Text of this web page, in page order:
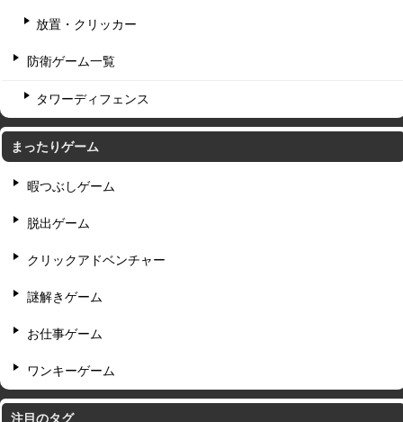
放置・クリッカー
防衛ゲーム一覧
タワーディフェンス
まったりゲーム
暇つぶしゲーム
脱出ゲーム
クリックアドベンチャー
謎解きゲーム
お仕事ゲーム
ワンキーゲーム
注目のタグ